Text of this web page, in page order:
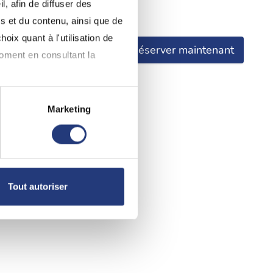
afin de diffuser des
et du contenu, ainsi que de
quant à l'utilisation de
en consultant la
mètres près
(empreintes
Marketing
Tout autoriser
avoir pris connaissance.
Réserver maintenant